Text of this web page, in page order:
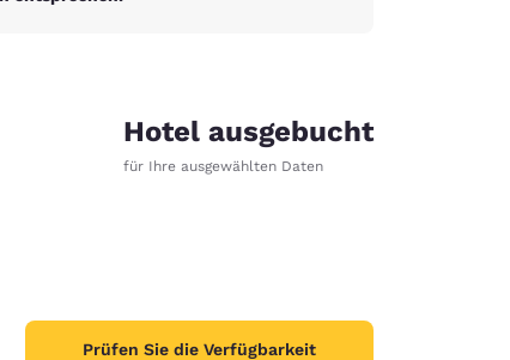
Hotel ausgebucht
für Ihre ausgewählten Daten
Prüfen Sie die Verfügbarkeit